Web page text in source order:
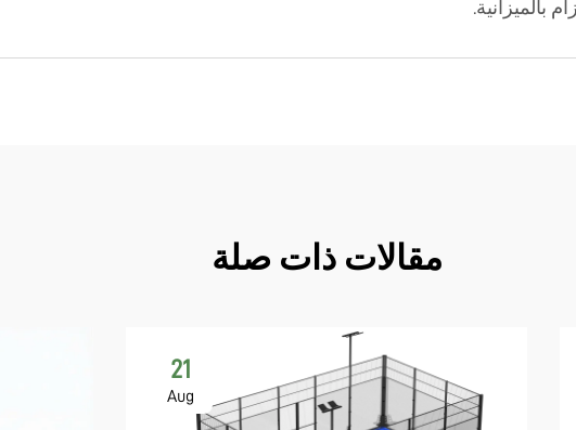
بالميزانية.
مقالات ذات صلة
21
Aug